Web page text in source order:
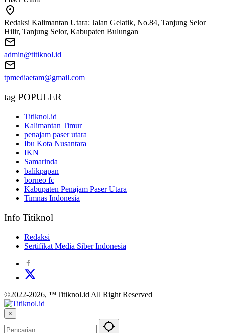
Redaksi Kalimantan Utara: Jalan Gelatik, No.84, Tanjung Selor
Hilir, Tanjung Selor, Kabupaten Bulungan
admin@titiknol.id
tpmediaetam@gmail.com
tag POPULER
Titiknol.id
Kalimantan Timur
penajam paser utara
Ibu Kota Nusantara
IKN
Samarinda
balikpapan
borneo fc
Kabupaten Penajam Paser Utara
Timnas Indonesia
Info Titiknol
Redaksi
Sertifikat Media Siber Indonesia
©2022-2026, ™Titiknol.id All Right Reserved
×